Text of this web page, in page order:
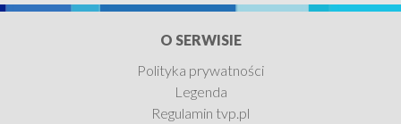
O SERWISIE
Polityka prywatności
Legenda
Regulamin tvp.pl